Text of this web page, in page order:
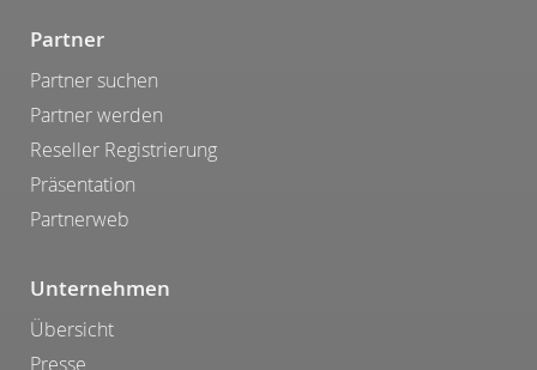
Partner
Partner suchen
Partner werden
Reseller Registrierung
Präsentation
Partnerweb
Unternehmen
Übersicht
Presse